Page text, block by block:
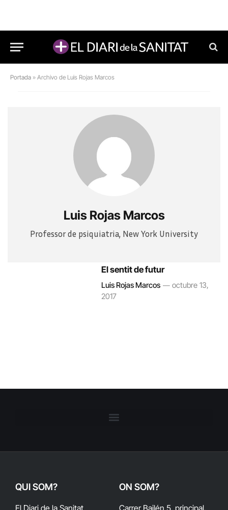
Portada » Archivo de Luis Rojas Marcos
Luis Rojas Marcos
Professor de psiquiatria, New York University
El sentit de futur
Luis Rojas Marcos
octubre 13,
2017
QUI SOM?
El Diari de la Sanitat
ON SOM?
Carrer Bailén 5, principal.